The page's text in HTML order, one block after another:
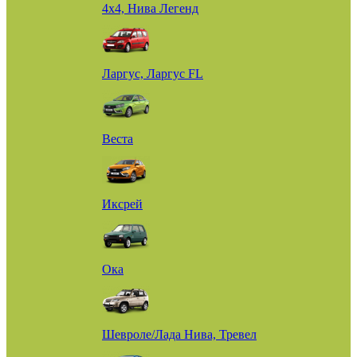
4х4, Нива Легенд
Ларгус, Ларгус FL
Веста
Иксрей
Ока
Шевроле/Лада Нива, Тревел